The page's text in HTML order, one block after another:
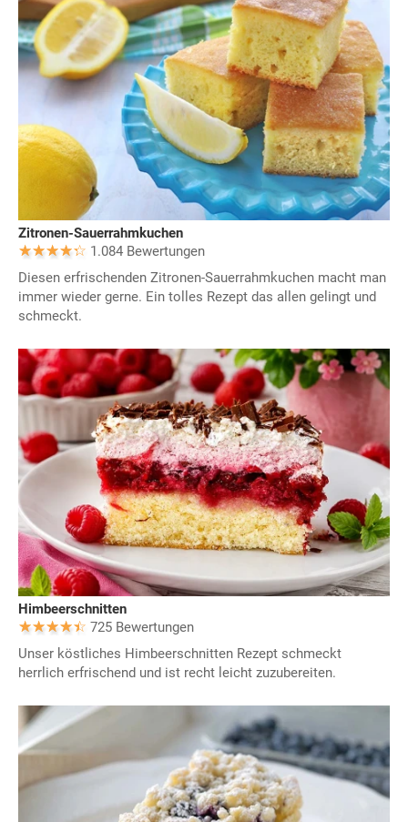
Zitronen-Sauerrahmkuchen
1.084 Bewertungen
Diesen erfrischenden Zitronen-Sauerrahmkuchen macht man
immer wieder gerne. Ein tolles Rezept das allen gelingt und
schmeckt.
Himbeerschnitten
725 Bewertungen
Unser köstliches Himbeerschnitten Rezept schmeckt
herrlich erfrischend und ist recht leicht zuzubereiten.